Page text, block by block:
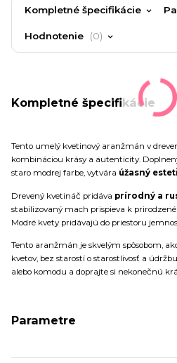
Kompletné špecifikácie
Hodnotenie 0
Kompletné špecifikácie
Tento umelý kvetinový aranžmán v
kombináciou krásy a autenticity.
staro modrej farbe, vytvára úžasný
Drevený kvetináč pridáva prírodný a
stabilizovaný mach prispieva k
Modré kvety pridávajú do priestoru
Tento aranžmán je skvelým spôsobom,
kvetov, bez starostí o starostlivosť a
alebo komodu a doprajte si nekonečnú
Parametre